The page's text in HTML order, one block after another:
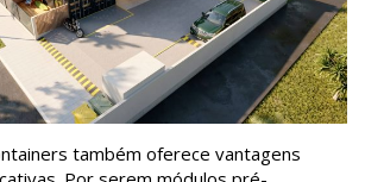
também oferece vantagens